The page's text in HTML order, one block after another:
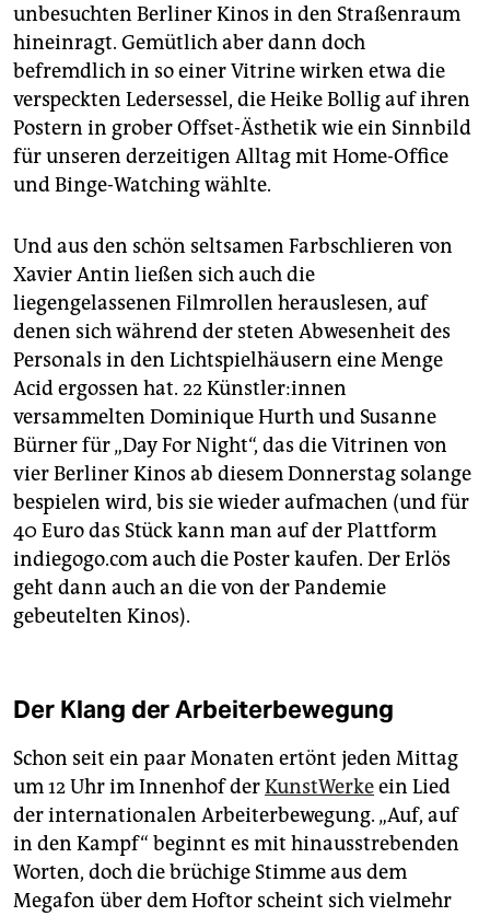
unbesuchten Berliner Kinos in den Straßenraum
hineinragt. Gemütlich aber dann doch
befremdlich in so einer Vitrine wirken etwa die
verspeckten Ledersessel, die Heike Bollig auf ihren
Postern in grober Offset-Ästhetik wie ein Sinnbild
für unseren derzeitigen Alltag mit Home-Office
und Binge-Watching wählte.
Und aus den schön seltsamen Farbschlieren von
Xavier Antin ließen sich auch die
liegengelassenen Filmrollen herauslesen, auf
denen sich während der steten Abwesenheit des
Personals in den Lichtspielhäusern eine Menge
Acid ergossen hat. 22 Künst­le­r:in­nen
versammelten Dominique Hurth und Susanne
Bürner für „Day For Night“, das die Vitrinen von
vier Berliner Kinos ab diesem Donnerstag solange
bespielen wird, bis sie wieder aufmachen (und für
40 Euro das Stück kann man auf der Plattform
indiegogo.com auch die Poster kaufen. Der Erlös
geht dann auch an die von der Pandemie
gebeutelten Kinos).
Der Klang der Arbeiterbewegung
Schon seit ein paar Monaten ertönt jeden Mittag
um 12 Uhr im Innenhof derKunstWerkeein Lied
der internationalen Arbeiterbewegung. „Auf, auf
in den Kampf“ beginnt es mit hinausstrebenden
Worten, doch die brüchige Stimme aus dem
Megafon über dem Hoftor scheint sich vielmehr